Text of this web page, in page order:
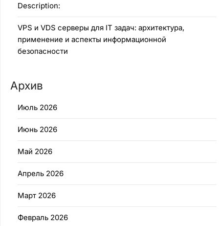
Description:
VPS и VDS серверы для IT задач: архитектура,
применение и аспекты информационной
безопасности
Архив
Июль 2026
Июнь 2026
Май 2026
Апрель 2026
Март 2026
Февраль 2026